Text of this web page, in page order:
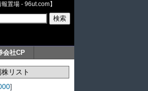
置場 - 96ut.com】
会社CP
リスト
]